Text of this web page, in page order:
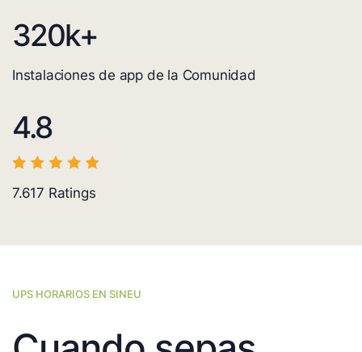
320k+
Instalaciones de app de la Comunidad
4.8
7.617 Ratings
UPS HORARIOS EN SINEU